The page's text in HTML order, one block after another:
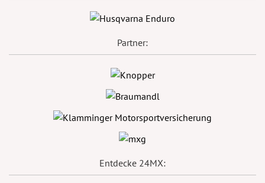
Partner:
Entdecke 24MX: